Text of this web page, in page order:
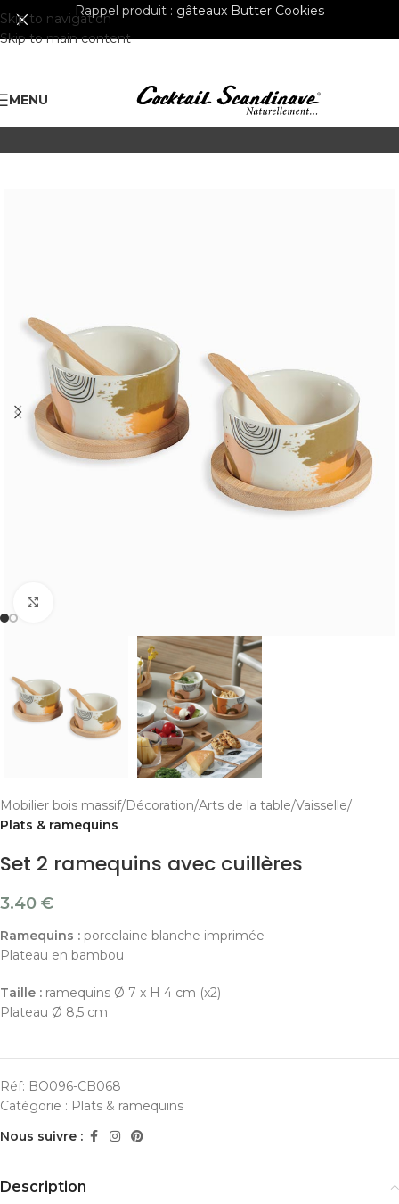
Skip to navigation
Skip to main content
Rappel produit : gâteaux Butter Cookies
MENU
Mobilier bois massif Décoration Arts de la table Vaisselle
Plats & ramequins
Set 2 ramequins avec cuillères
3.40 €
Ramequins : porcelaine blanche imprimée
Plateau en bambou
Taille : ramequins Ø 7 x H 4 cm (x2)
Plateau Ø 8,5 cm
Réf: BO096-CB068
Catégorie : Plats & ramequins
Nous suivre :
Description